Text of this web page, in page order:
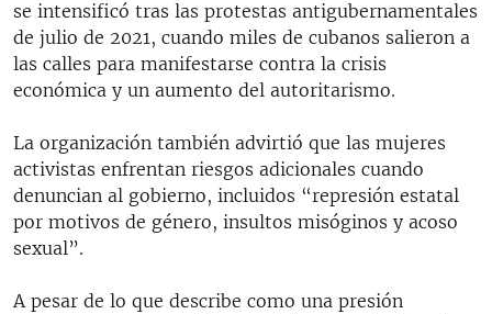
se intensificó tras las protestas antigubernamentales
de julio de 2021, cuando miles de cubanos salieron a
las calles para manifestarse contra la crisis
económica y un aumento del autoritarismo.
La organización también advirtió que las mujeres
activistas enfrentan riesgos adicionales cuando
denuncian al gobierno, incluidos “represión estatal
por motivos de género, insultos misóginos y acoso
sexual”.
A pesar de lo que describe como una presión